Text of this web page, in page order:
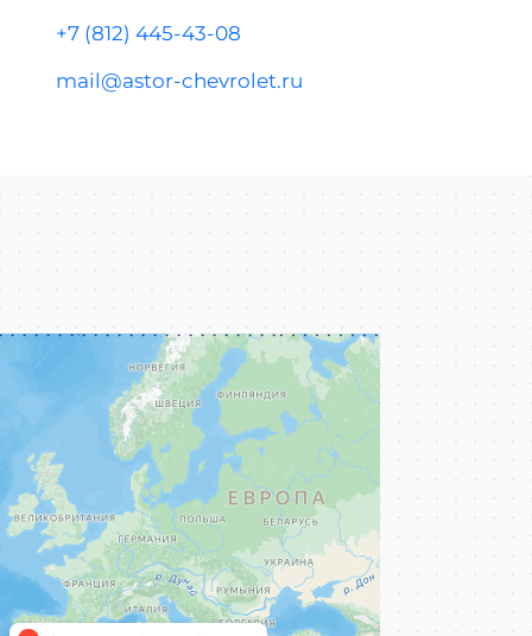
+7 (812) 445-43-08
mail@astor-chevrolet.ru